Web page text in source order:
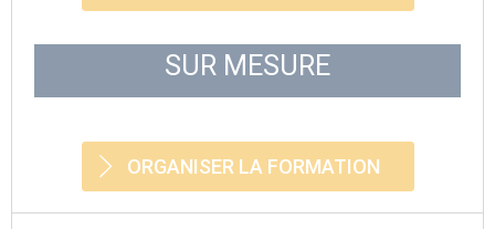
SUR MESURE
ORGANISER LA FORMATION